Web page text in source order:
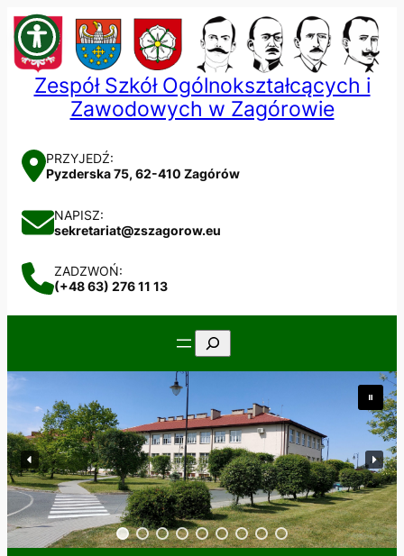
Przejdź
do
treści
Zespół Szkół Ogólnokształcących i
Zawodowych w Zagórowie
PRZYJEDŹ:
Pyzderska 75, 62-410 Zagórów
NAPISZ:
sekretariat@zszagorow.eu
ZADZWOŃ:
(+48 63) 276 11 13
Szukaj